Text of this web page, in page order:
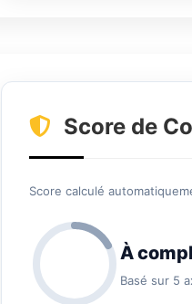
Score de
Score calculé
À
Basé sur 5